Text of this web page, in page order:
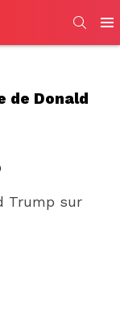
de Donald
Trump sur